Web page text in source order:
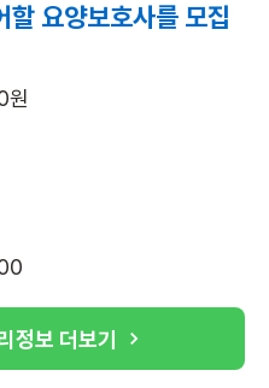
요양보호사를 모집
원
정보 더보기